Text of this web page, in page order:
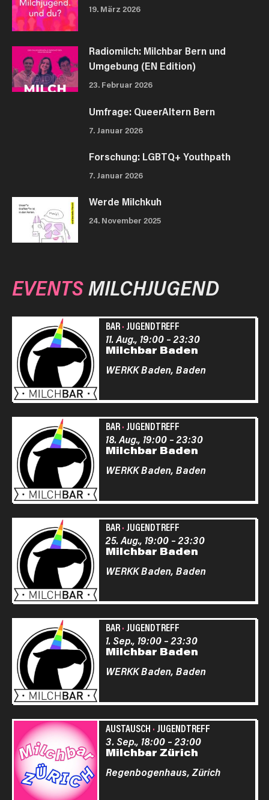
19. März 2026
Radiomilch: Milchbar Bern und
Umgebung (EN Edition)
23. Februar 2026
Umfrage: QueerAltern Bern
7. Januar 2026
Forschung: LGBTQ+ Youthpath
7. Januar 2026
Werde Milchkuh
24. November 2025
EVENTSMILCHJUGEND
BAR· JUGENDTREFF
Milchbar Baden
11. Aug., 19:00–23:30
WERKK Baden, Baden
BAR· JUGENDTREFF
Milchbar Baden
18. Aug., 19:00–23:30
WERKK Baden, Baden
BAR· JUGENDTREFF
Milchbar Baden
25. Aug., 19:00–23:30
WERKK Baden, Baden
BAR· JUGENDTREFF
Milchbar Baden
1. Sep., 19:00–23:30
WERKK Baden, Baden
AUSTAUSCH · JUGENDTREFF
Milchbar Zürich
3. Sep., 18:00–23:00
Regenbogenhaus, Zürich